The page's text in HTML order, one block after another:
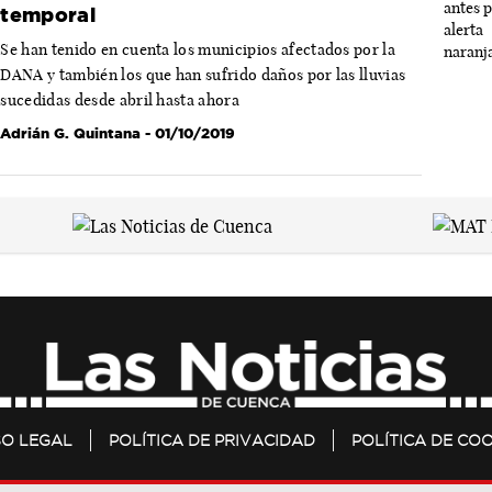
temporal
Se han tenido en cuenta los municipios afectados por la
DANA y también los que han sufrido daños por las lluvias
sucedidas desde abril hasta ahora
Adrián G. Quintana - 01/10/2019
LEGAL POLÍTICA DE PRIVACIDAD POLÍTICA DE